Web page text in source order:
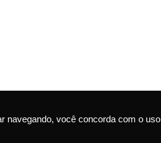
navegando, você concorda com o uso